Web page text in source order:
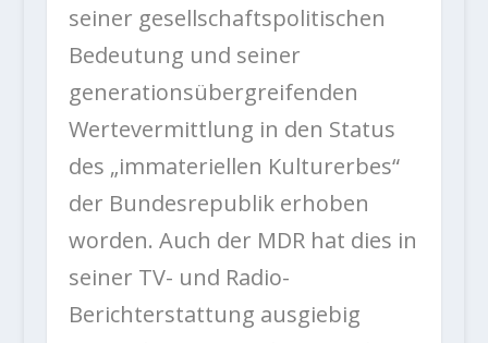
seiner gesellschaftspolitischen
Bedeutung und seiner
generationsübergreifenden
Wertevermittlung in den Status
des „immateriellen Kulturerbes“
der Bundesrepublik erhoben
worden. Auch der MDR hat dies in
seiner TV- und Radio-
Berichterstattung ausgiebig